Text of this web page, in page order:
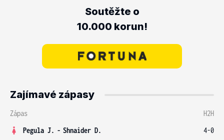
Soutěžte o
10.000 korun!
Zajímavé zápasy
Zápas
H2H
Pegula J. - Shnaider D.
4-0